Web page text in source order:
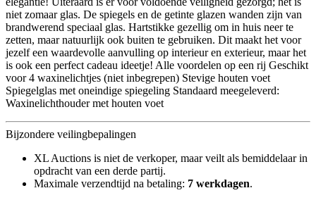
niet zomaar glas. De spiegels en de getinte glazen wanden zijn van
brandwerend speciaal glas. Hartstikke gezellig om in huis neer te
zetten, maar natuurlijk ook buiten te gebruiken. Dit maakt het voor
jezelf een waardevolle aanvulling op interieur en exterieur, maar het
is ook een perfect cadeau ideetje! Alle voordelen op een rij Geschikt
voor 4 waxinelichtjes (niet inbegrepen) Stevige houten voet
Spiegelglas met oneindige spiegeling Standaard meegeleverd:
Waxinelichthouder met houten voet
Bijzondere veilingbepalingen
XL Auctions is niet de verkoper, maar veilt als bemiddelaar in
opdracht van een derde partij.
Maximale verzendtijd na betaling: 7 werkdagen.